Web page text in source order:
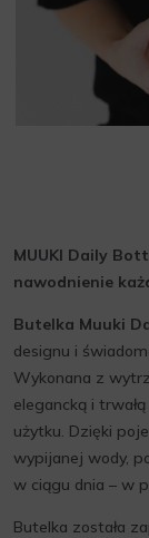
MUUKI Daily
nawodnienie
Butelka Muuki
designu i
Wykonana z
elegancką i
użytku. Dzięki
wypijanej wody,
w ciągu dnia – w
Butelka została